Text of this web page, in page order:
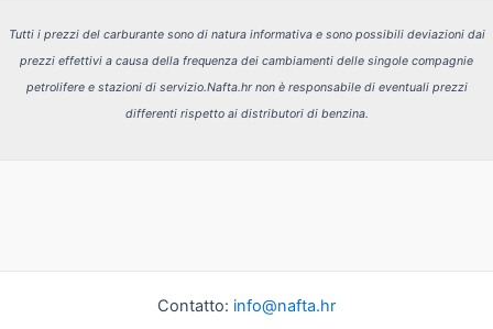
Tutti i prezzi del carburante sono di natura informativa e sono possibili deviazioni dai
prezzi effettivi a causa della frequenza dei cambiamenti delle singole compagnie
petrolifere e stazioni di servizio.Nafta.hr non è responsabile di eventuali prezzi
differenti rispetto ai distributori di benzina.
Contatto: info@nafta.hr